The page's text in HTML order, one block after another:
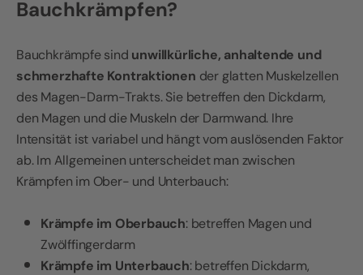
Bauchkrämpfen?
Bauchkrämpfe sind unwillkürliche, anhaltende und
schmerzhafte Kontraktionen der glatten Muskelzellen
des Magen-Darm-Trakts. Sie betreffen den Dickdarm,
den Magen und die Muskeln der Darmwand. Ihre
Intensität ist variabel und hängt vom auslösenden Faktor
ab. Im Allgemeinen unterscheidet man zwischen
Krämpfen im Ober- und Unterbauch:
Krämpfe im Oberbauch: betreffen Magen und
Zwölffingerdarm
Krämpfe im Unterbauch: betreffen Dickdarm,